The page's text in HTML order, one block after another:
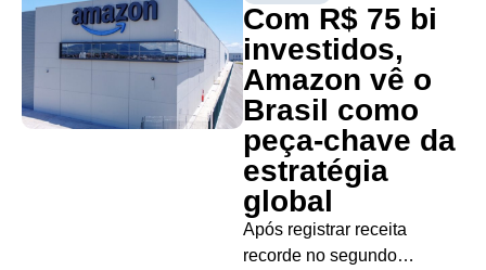
Com R$ 75 bi
investidos,
Amazon vê o
Brasil como
peça-chave da
estratégia
global
Após registrar receita
recorde no segundo